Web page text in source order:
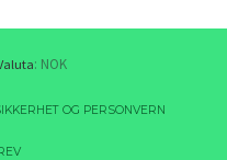
: NOK
OG PERSONVERN